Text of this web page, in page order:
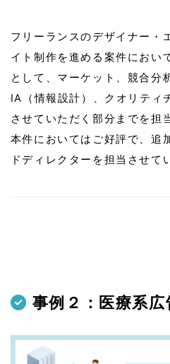
フリーランスのデザイナー・
イト制作を進める案件におい
として、マーケット、競合分
IA（情報設計）、クオリティ
させていただく部分までを担
本件においてはご好評で、追
ドディレクターを担当させて
事例２：医療系